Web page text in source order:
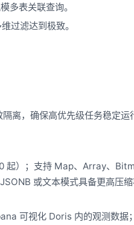
多表关联查询。
过滤达到极致。
离，确保高优先级任务稳定运
起）；支持 Map、Array、
或文本模式具备更高压
可视化 Doris 内的观测数据